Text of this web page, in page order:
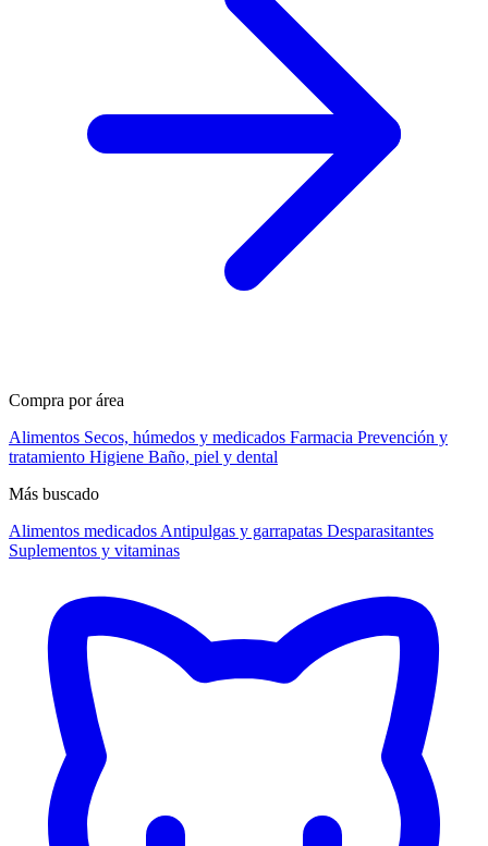
Compra por área
Alimentos Secos, húmedos y medicados Farmacia Prevención y
tratamiento Higiene Baño, piel y dental
Más buscado
Alimentos medicados Antipulgas y garrapatas Desparasitantes
Suplementos y vitaminas